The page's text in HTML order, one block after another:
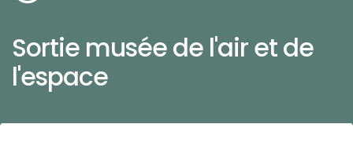
Sortie musée de l'air et de
l'espace